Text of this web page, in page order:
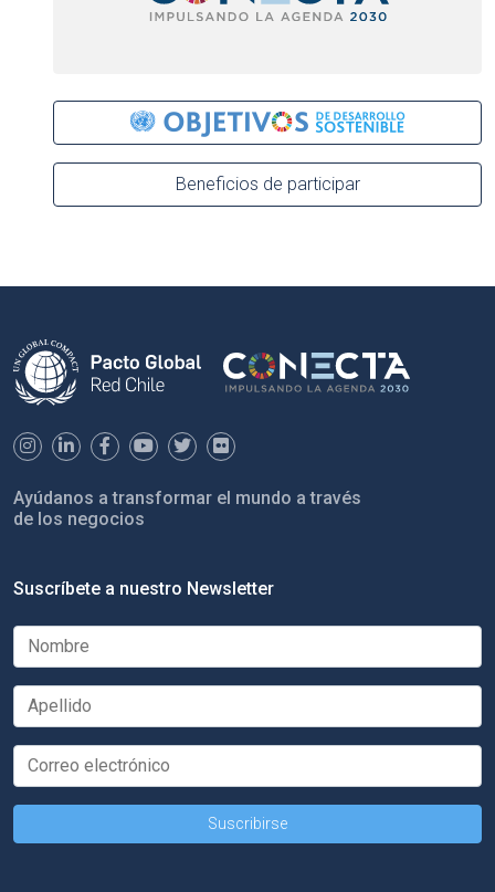
Beneficios de participar
Ayúdanos a transformar el mundo a través
de los negocios
Suscríbete a nuestro Newsletter